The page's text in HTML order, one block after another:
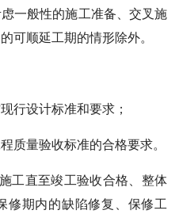
一般性的施工准备、交叉施
可顺延工期的情形除外。
行设计标准和要求；
量验收标准的合格要求。
工直至竣工验收合格、整体
修期内的缺陷修复、保修工